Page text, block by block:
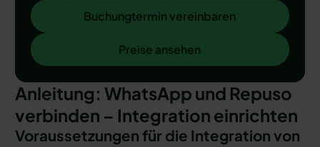
Buchungtermin vereinbaren
Buchungtermin vereinbaren
Preise ansehen
Preise ansehen
Anleitung: WhatsApp und Repuso
verbinden – Integration einrichten
Voraussetzungen für die Integration von